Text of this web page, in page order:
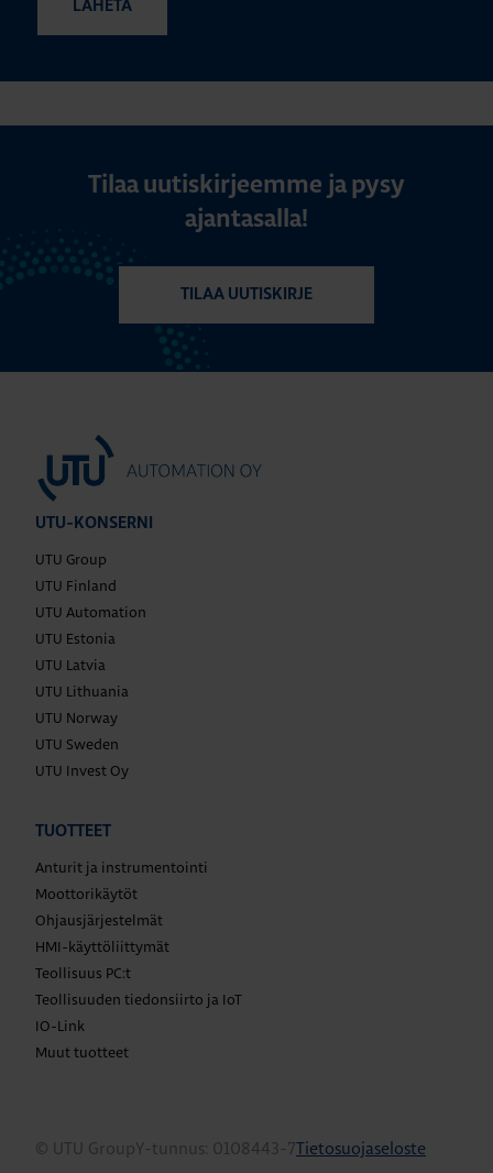
Tilaa uutiskirjeemme ja pysy
ajantasalla!
TILAA UUTISKIRJE
UTU-KONSERNI
UTU Group
UTU Finland
UTU Automation
UTU Estonia
UTU Latvia
UTU Lithuania
UTU Norway
UTU Sweden
UTU Invest Oy
TUOTTEET
Anturit ja instrumentointi
Moottorikäytöt
Ohjausjärjestelmät
HMI-käyttöliittymät
Teollisuus PC:t
Teollisuuden tiedonsiirto ja IoT
IO-Link
Muut tuotteet
© UTU GroupY-tunnus: 0108443-7Tietosuojaseloste